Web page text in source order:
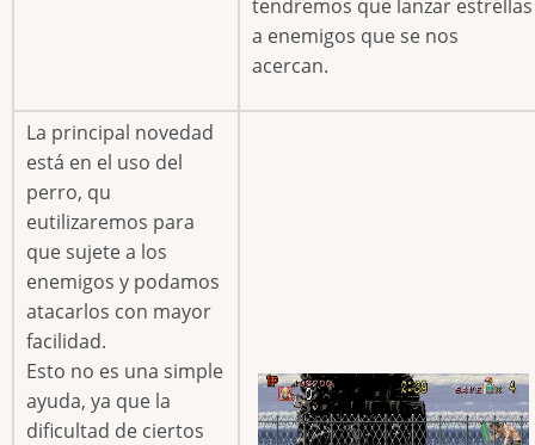
tendremos que lanzar estrellas
a enemigos que se nos
acercan.
La principal novedad
está en el uso del
perro, qu
eutilizaremos para
que sujete a los
enemigos y podamos
atacarlos con mayor
facilidad.
Esto no es una simple
ayuda, ya que la
dificultad de ciertos